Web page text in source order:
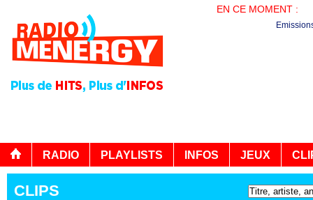
EN CE MOMENT :
RADIO PLAYLISTS INFOS JEUX
CLIPS